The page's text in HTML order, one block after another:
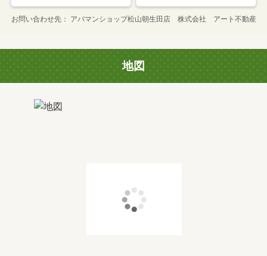
お問い合わせ先 アパマンショップ松山朝生田店 株式会社 アート不動産
地図